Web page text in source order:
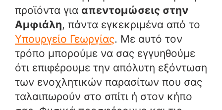
προϊόντα για απεντομώσεις στην
Αμφιάλη, πάντα εγκεκριμένα από το
Υπουργείο Γεωργίας. Με αυτό τον
τρόπο μπορούμε να σας εγγυηθούμε
ότι επιφέρουμε την απόλυτη εξόντωση
των ενοχλητικών παρασίτων που σας
ταλαιπωρούν στο σπίτι ή στον κήπο